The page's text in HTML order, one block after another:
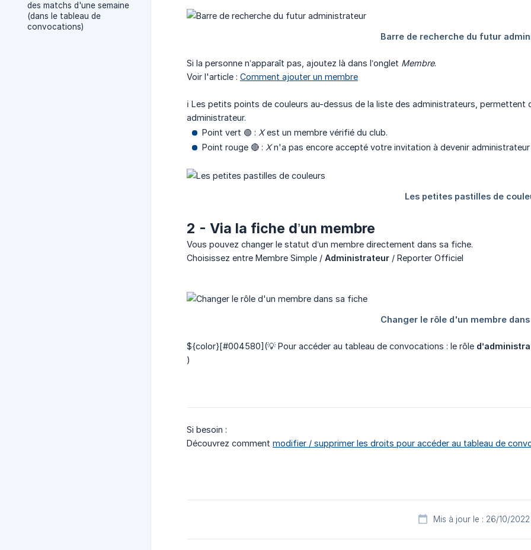
des matchs d'une semaine
(dans le tableau de
convocations)
Si la personne n’apparaît pas, ajoutez là dans l’onglet Membre.
Voir l'article : Comment ajouter un membre
ℹ️ Les petits points de couleurs au-dessus de la liste des administrateurs,
administrateur.
Point vert 🟢 : Xest un membre vérifié du club.
Point rouge 🔴 : Xn'a pas encore accepté votre invitation à devenir
2 - Via la fiche d’un membre
Vous pouvez changer le statut d’un membre directement dans sa fiche.
Choisissez entre Membre Simple / Administrateur / Reporter Officiel
${color}[#004580](💡 Pour accéder au tableau de convocations : le rôle
)
Si besoin :
Découvrez comment modifier / supprimer les droits pour accéder au tableau de
Mis à jour le : 26/10/2022